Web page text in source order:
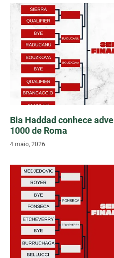
Bia Haddad conhece
1000 de Roma
4 maio, 2026